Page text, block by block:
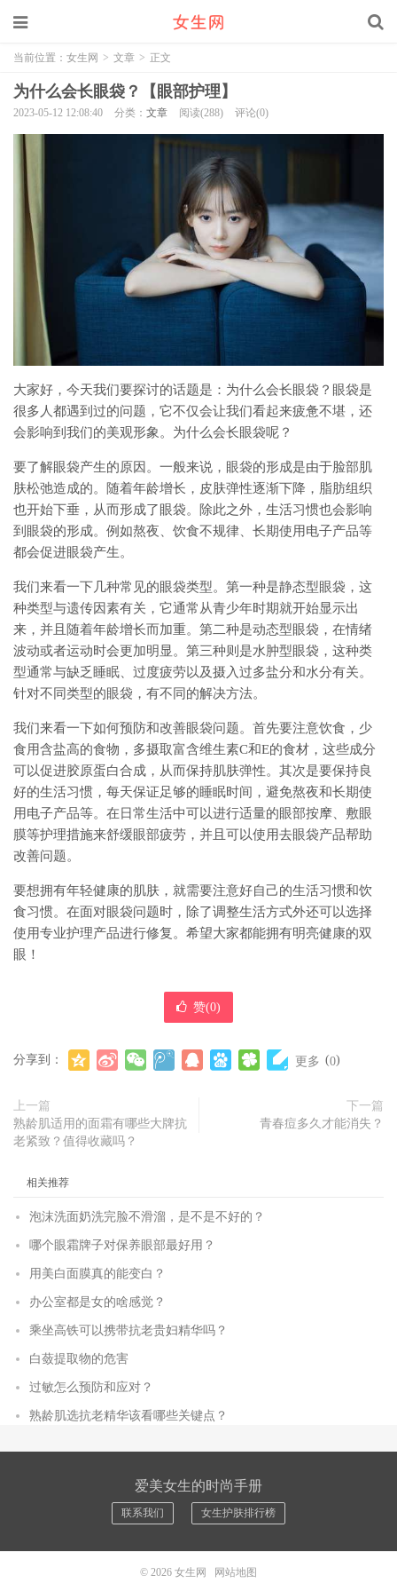
当前位置： 女生网 > 文章 > 正文
为什么会长眼袋？【眼部护理】
2023-05-12 12:08:40 分类： 文章 阅读(288) 评论(0)
大家好，今天我们要探讨的话题是：为什么会长眼袋？眼袋是
很多人都遇到过的问题，它不仅会让我们看起来疲惫不堪，还
会影响到我们的美观形象。为什么会长眼袋呢？
要了解眼袋产生的原因。一般来说，眼袋的形成是由于脸部肌
肤松弛造成的。随着年龄增长，皮肤弹性逐渐下降，脂肪组织
也开始下垂，从而形成了眼袋。除此之外，生活习惯也会影响
到眼袋的形成。例如熬夜、饮食不规律、长期使用电子产品等
都会促进眼袋产生。
我们来看一下几种常见的眼袋类型。第一种是静态型眼袋，这
种类型与遗传因素有关，它通常从青少年时期就开始显示出
来，并且随着年龄增长而加重。第二种是动态型眼袋，在情绪
波动或者运动时会更加明显。第三种则是水肿型眼袋，这种类
型通常与缺乏睡眠、过度疲劳以及摄入过多盐分和水分有关。
针对不同类型的眼袋，有不同的解决方法。
我们来看一下如何预防和改善眼袋问题。首先要注意饮食，少
食用含盐高的食物，多摄取富含维生素C和E的食材，这些成分
可以促进胶原蛋白合成，从而保持肌肤弹性。其次是要保持良
好的生活习惯，每天保证足够的睡眠时间，避免熬夜和长期使
用电子产品等。在日常生活中可以进行适量的眼部按摩、敷眼
膜等护理措施来舒缓眼部疲劳，并且可以使用去眼袋产品帮助
改善问题。
要想拥有年轻健康的肌肤，就需要注意好自己的生活习惯和饮
食习惯。在面对眼袋问题时，除了调整生活方式外还可以选择
使用专业护理产品进行修复。希望大家都能拥有明亮健康的双
眼！
赞(0)
分享到： 更多 (0)
上一篇
熟龄肌适用的面霜有哪些大牌抗
老紧致？值得收藏吗？
下一篇
青春痘多久才能消失？
相关推荐
泡沫洗面奶洗完脸不滑溜，是不是不好的？
哪个眼霜牌子对保养眼部最好用？
用美白面膜真的能变白？
办公室都是女的啥感觉？
乘坐高铁可以携带抗老贵妇精华吗？
白蔹提取物的危害
过敏怎么预防和应对？
熟龄肌选抗老精华该看哪些关键点？
爱美女生的时尚手册
联系我们 女生护肤排行榜
© 2026 女生网 网站地图